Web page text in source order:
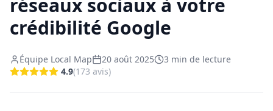
réseaux sociaux à votre
crédibilité Google
Équipe Local Map 20 août 2025 3 min de lecture
4.9(173 avis)